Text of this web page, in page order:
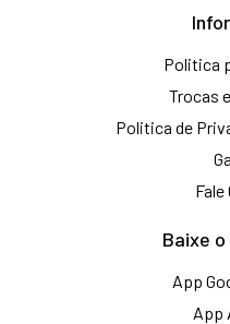
Politica
Trocas
Politica de
Baixe
App
App